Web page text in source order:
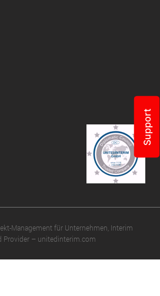
Management für Unternehmen, Interim
Provider – unitedinterim.com
Support